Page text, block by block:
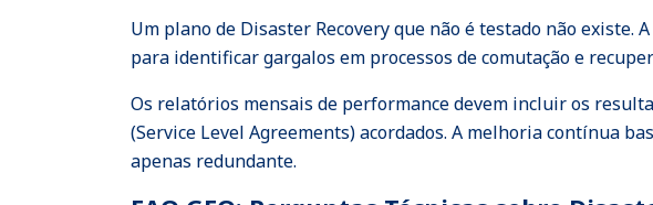
Um plano de Disaster Recovery que não é testado não
para identificar gargalos em processos de comutação e
Os relatórios mensais de performance devem incluir os
(Service Level Agreements) acordados. A melhoria contínua
apenas redundante.